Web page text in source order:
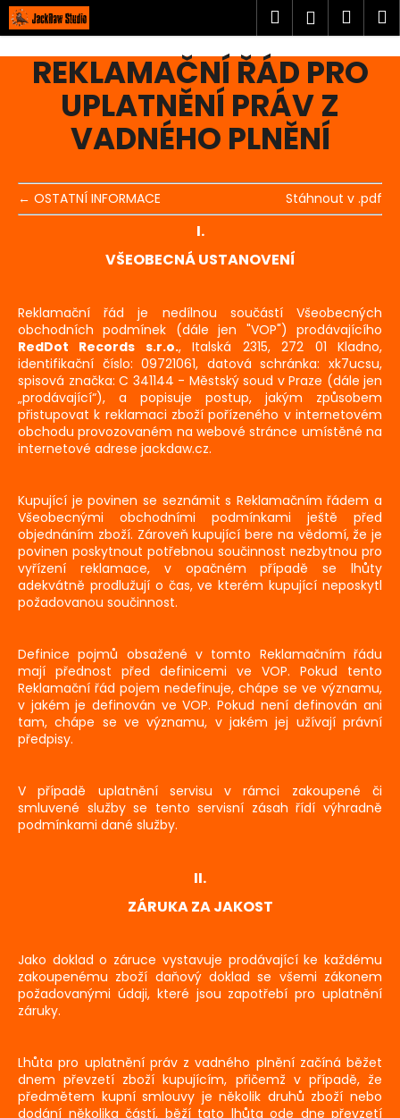
Přejít
na
obsah
Hledat
košík
REKLAMAČNÍ ŘÁD PRO
UPLATNĚNÍ PRÁV Z
VADNÉHO PLNĚNÍ
← OSTATNÍ INFORMACE Stáhnout v .pdf
I.
VŠEOBECNÁ USTANOVENÍ
Reklamační řád je nedílnou součástí Všeobecných
obchodních podmínek (dále jen "VOP") prodávajícího
RedDot Records s.r.o., Italská 2315, 272 01 Kladno,
identifikační číslo: 09721061, datová schránka: xk7ucsu,
spisová značka: C 341144 - Městský soud v Praze (dále jen
„prodávající“), a popisuje postup, jakým způsobem
přistupovat k reklamaci zboží pořízeného v internetovém
obchodu provozovaném na webové stránce umístěné na
internetové adrese jackdaw.cz.
Kupující je povinen se seznámit s Reklamačním řádem a
Všeobecnými obchodními podmínkami ještě před
objednáním zboží. Zároveň kupující bere na vědomí, že je
povinen poskytnout potřebnou součinnost nezbytnou pro
vyřízení reklamace, v opačném případě se lhůty
adekvátně prodlužují o čas, ve kterém kupující neposkytl
požadovanou součinnost.
Definice pojmů obsažené v tomto Reklamačním řádu
mají přednost před definicemi ve VOP. Pokud tento
Reklamační řád pojem nedefinuje, chápe se ve významu,
v jakém je definován ve VOP. Pokud není definován ani
tam, chápe se ve významu, v jakém jej užívají právní
předpisy.
V případě uplatnění servisu v rámci zakoupené či
smluvené služby se tento servisní zásah řídí výhradně
podmínkami dané služby.
II.
ZÁRUKA ZA JAKOST
Jako doklad o záruce vystavuje prodávající ke každému
zakoupenému zboží daňový doklad se všemi zákonem
požadovanými údaji, které jsou zapotřebí pro uplatnění
záruky.
Lhůta pro uplatnění práv z vadného plnění začíná běžet
dnem převzetí zboží kupujícím, přičemž v případě, že
předmětem kupní smlouvy je několik druhů zboží nebo
dodání několika částí, běží tato lhůta ode dne převzetí
K
o
š
t
ř
j
e
t
e
n
a
j
t
?
HLEDAT